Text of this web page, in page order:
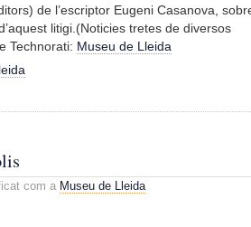
de l’escriptor Eugeni Casanova,
litigi.(Noticies tretes de diversos
Technorati: Museu de Lleida
com a Museu de Lleida